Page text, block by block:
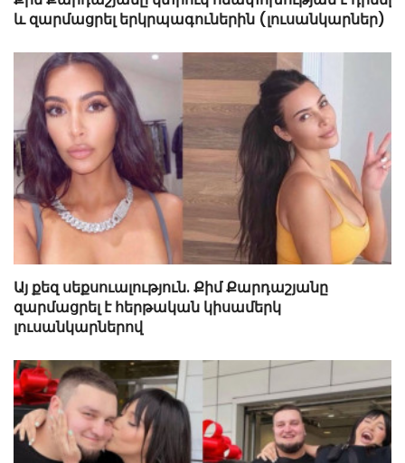
և զարմացրել երկրպագուներին (լուսանկարներ)
Այ քեզ սեքսուալություն. Քիմ Քարդաշյանը
զարմացրել է հերթական կիսամերկ
լուսանկարներով